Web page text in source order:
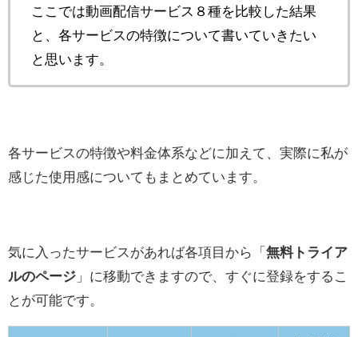
ここでは動画配信サービス８種を比較した結果
と、各サービスの特徴について書いていきたい
と思います。
各サービスの特徴や料金体系などに加えて、実際に私が
感じた使用感についてもまとめています。
気に入ったサービスがあれば各項目から「 無料トライア
ルのページ 」に移動できますので、すぐに登録をするこ
とが可能です。